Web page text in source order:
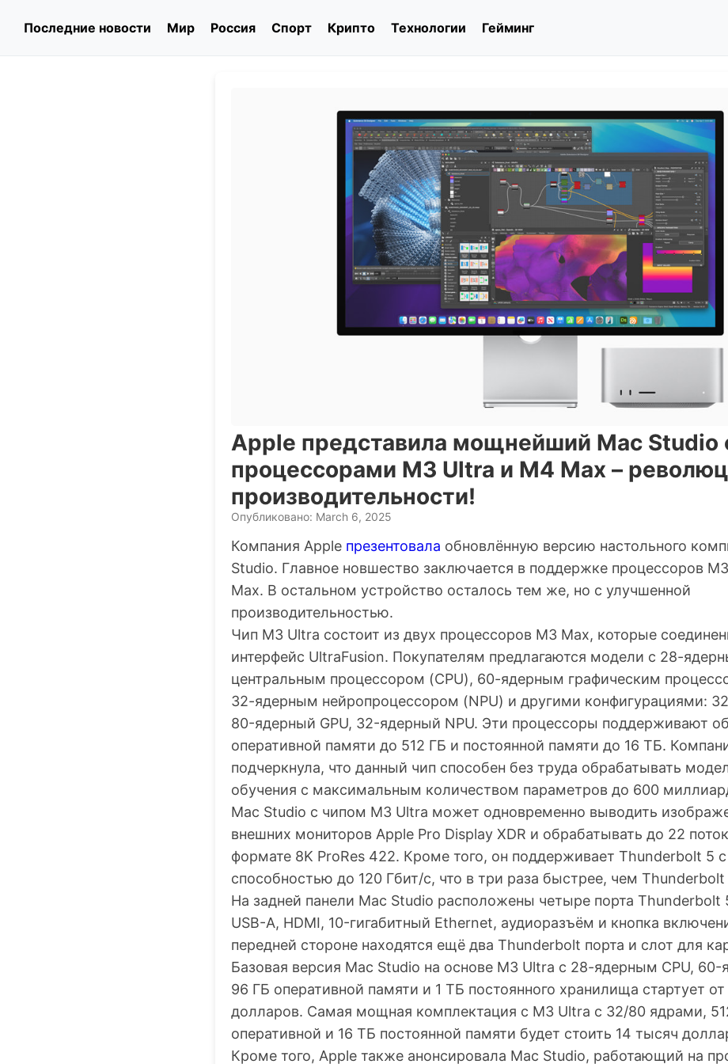
Последние новости Мир Россия Спорт Крипто Технологии Гейминг
Apple представила мощнейший Mac Studio
процессорами M3 Ultra и M4 Max –
производительности!
Опубликовано: March 6, 2025
Компания Apple презентовала обновлённую версию настольного
Studio. Главное новшество заключается в поддержке процессоров
Max. В остальном устройство осталось тем же, но с улучшенной
производительностью.
Чип M3 Ultra состоит из двух процессоров M3 Max, которые
интерфейс UltraFusion. Покупателям предлагаются модели с 28-
центральным процессором (CPU), 60-ядерным графическим
32-ядерным нейропроцессором (NPU) и другими конфигурациями:
80-ядерный GPU, 32-ядерный NPU. Эти процессоры поддерживают
оперативной памяти до 512 ГБ и постоянной памяти до 16 ТБ.
подчеркнула, что данный чип способен без труда обрабатывать
обучения с максимальным количеством параметров до 600
Mac Studio с чипом M3 Ultra может одновременно выводить
внешних мониторов Apple Pro Display XDR и обрабатывать до 22
формате 8K ProRes 422. Кроме того, он поддерживает Thunderbolt 5
способностью до 120 Гбит/с, что в три раза быстрее, чем Thunderbolt
На задней панели Mac Studio расположены четыре порта Thunderbolt
USB-A, HDMI, 10-гигабитный Ethernet, аудиоразъём и кнопка
передней стороне находятся ещё два Thunderbolt порта и слот для
Базовая версия Mac Studio на основе M3 Ultra с 28-ядерным CPU, 60-
96 ГБ оперативной памяти и 1 ТБ постоянного хранилища стартует
долларов. Самая мощная комплектация с M3 Ultra с 32/80 ядрами,
оперативной и 16 ТБ постоянной памяти будет стоить 14 тысяч
Кроме того, Apple также анонсировала Mac Studio, работающий на